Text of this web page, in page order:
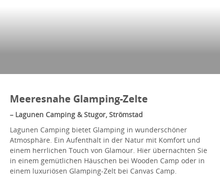
Meeresnahe Glamping-Zelte
– Lagunen Camping & Stugor, Strömstad
Lagunen Camping bietet Glamping in wunderschöner
Atmosphäre. Ein Aufenthalt in der Natur mit Komfort und
einem herrlichen Touch von Glamour. Hier übernachten Sie
in einem gemütlichen Häuschen bei Wooden Camp oder in
einem luxuriösen Glamping-Zelt bei Canvas Camp.